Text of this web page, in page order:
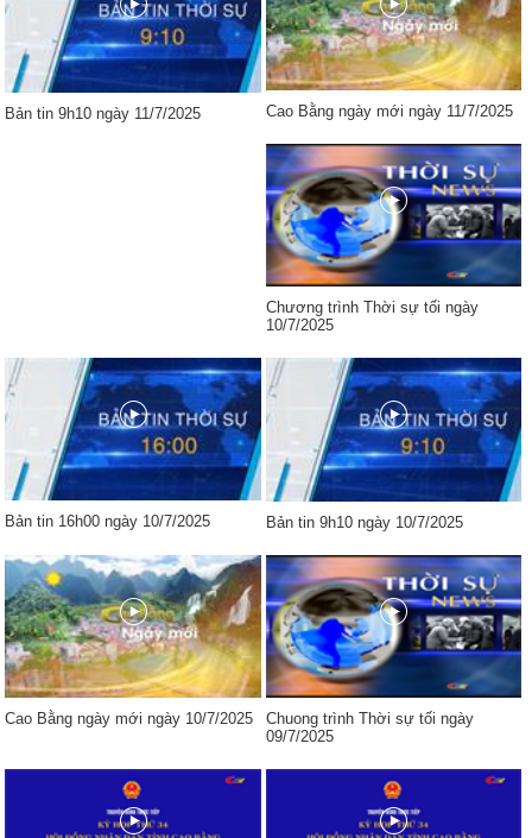
Bản tin 9h10 ngày 11/7/2025 Cao Bằng ngày mới ngày 11/7/2025
Chương trình Thời sự tối ngày
10/7/2025
Bản tin 16h00 ngày 10/7/2025 Bản tin 9h10 ngày 10/7/2025
Cao Bằng ngày mới ngày 10/7/2025
Chuong trình Thời sự tối ngày
09/7/2025